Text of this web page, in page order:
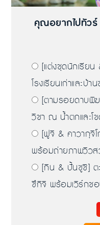
คุณอยากไปทัวร์
[แต่งชุดนักเรียน
โรงเรียนเก่าและบ้าน
[ตามรอยดาบพิ
วิชา ณ น้ำตกและโ
[ฟูจิ & คาวากุจิ
พร้อมถ่ายภาพวิวส
[กิน & ปั้นซูชิ]
ซึกิจิ พร้อมเวิร์กช